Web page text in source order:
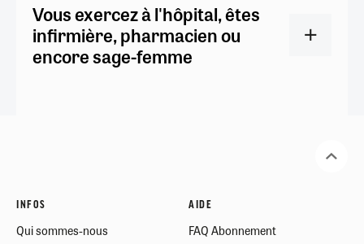
Vous exercez à l'hôpital, êtes
infirmière, pharmacien ou
encore sage-femme
INFOS
Qui sommes-nous
AIDE
FAQ Abonnement